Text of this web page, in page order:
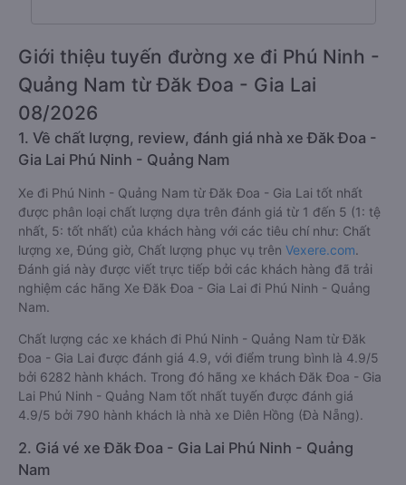
Giới thiệu tuyến đường xe đi Phú Ninh -
Quảng Nam từ Đăk Đoa - Gia Lai
08/2026
1. Về chất lượng, review, đánh giá nhà xe Đăk Đoa -
Gia Lai Phú Ninh - Quảng Nam
Xe đi Phú Ninh - Quảng Nam từ Đăk Đoa - Gia Lai tốt nhất
được phân loại chất lượng dựa trên đánh giá từ 1 đến 5 (1: tệ
nhất, 5: tốt nhất) của khách hàng với các tiêu chí như: Chất
lượng xe, Đúng giờ, Chất lượng phục vụ trên Vexere.com.
Đánh giá này được viết trực tiếp bởi các khách hàng đã trải
nghiệm các hãng Xe Đăk Đoa - Gia Lai đi Phú Ninh - Quảng
Nam.
Chất lượng các xe khách đi Phú Ninh - Quảng Nam từ Đăk
Đoa - Gia Lai được đánh giá 4.9, với điểm trung bình là 4.9/5
bởi 6282 hành khách. Trong đó hãng xe khách Đăk Đoa - Gia
Lai Phú Ninh - Quảng Nam tốt nhất tuyến được đánh giá
4.9/5 bởi 790 hành khách là nhà xe Diên Hồng (Đà Nẵng).
2. Giá vé xe Đăk Đoa - Gia Lai Phú Ninh - Quảng
Nam